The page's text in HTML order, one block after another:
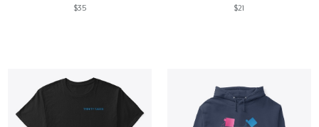
$35 $21